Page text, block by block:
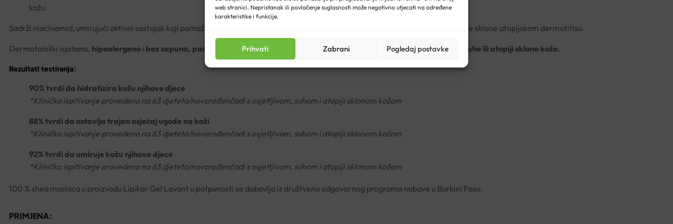
web stranici. Nepristanak ili povlačenje suglasnosti može negativno utjecati na određene
karakteristike i funkcije.
Prihvati Zabrani Pogledaj postavke
kožu
Sadrži niacinamid, umirujući aktivni sastojak koji pomaže ublažiti osjećaj svrbeža i podržava obnovu kožne barijere, osobito kod kože sklone atopijskom dermatitisu.
Dermatološki ispitano, hipoalergeno i bez sapuna, parabena i alkohola, ovo je idealan izbor za svakodnevnu higijenuosjetljive, suhe ili atopiji sklone kože.
Rezultati testiranja:
90% tvrdi da hidratizira kožu njihove djece
*Kliničko ispitivanje provedeno na 63 djeteta/novorođenčadi s osjetljivom, suhom i atopiji sklonom kožom
88% tvrdi da ostavlja trajan osjećaj ugode na koži
*Kliničko ispitivanje provedeno na 63 djeteta/novorođenčadi s osjetljivom, suhom i atopiji sklonom kožom
92% tvrdi da umiruje kožu njihove djece
*Kliničko ispitivanje provedeno na 63 djeteta/novorođenčadi s osjetljivom, suhom i atopiji sklonom kožom
100 % shea maslaca u proizvodu Lipikar Gel Lavant u potpunosti se dobavlja iz društveno odgovornog programa nabave u Burkini Faso.
PRIMJENA: